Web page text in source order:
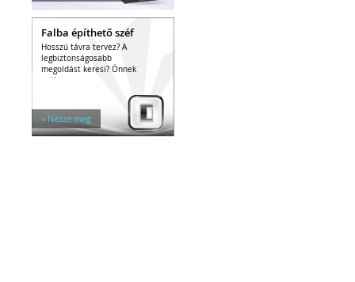
Falba építhető széf
Hosszú távra tervez? A
legbiztonságosabb
megoldást keresi? Önnek
való a...
» Nézze meg